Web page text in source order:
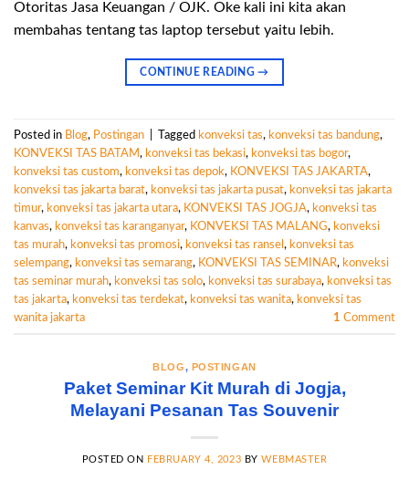
Otoritas Jasa Keuangan / OJK. Oke kali ini kita akan
membahas tentang tas laptop tersebut yaitu lebih.
CONTINUE READING→
Posted in Blog, Postingan Tagged konveksi tas, konveksi tas bandung,
KONVEKSI TAS BATAM, konveksi tas bekasi, konveksi tas bogor,
konveksi tas custom, konveksi tas depok, KONVEKSI TAS JAKARTA,
konveksi tas jakarta barat, konveksi tas jakarta pusat, konveksi tas jakarta
timur, konveksi tas jakarta utara, KONVEKSI TAS JOGJA, konveksi tas
kanvas, konveksi tas karanganyar, KONVEKSI TAS MALANG, konveksi
tas murah, konveksi tas promosi, konveksi tas ransel , konveksi tas
selempang, konveksi tas semarang, KONVEKSI TAS SEMINAR, konveksi
tas seminar murah, konveksi tas solo, konveksi tas surabaya, konveksi tas
tas jakarta, konveksi tas terdekat, konveksi tas wanita, konveksi tas
wanita jakarta
1 Comment
BLOG, POSTINGAN
Paket Seminar Kit Murah di Jogja,
Melayani Pesanan Tas Souvenir
POSTED ON FEBRUARY 4, 2023 BYWEBMASTER